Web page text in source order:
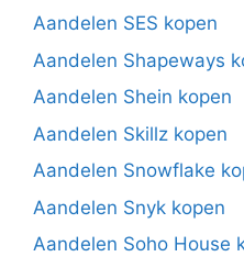
Aandelen SES kopen
Aandelen Shapeways
Aandelen Shein kopen
Aandelen Skillz kopen
Aandelen Snowflake
Aandelen Snyk kopen
Aandelen Soho House